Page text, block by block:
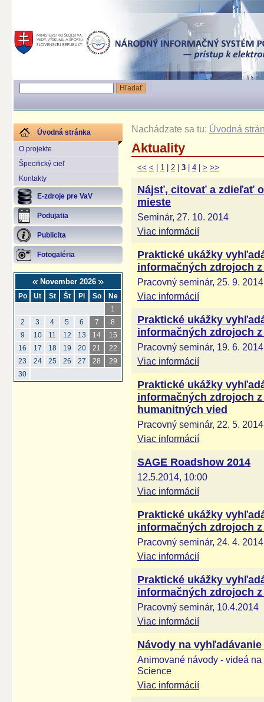
Úvodná stránka
O projekte
Špecifický cieľ
Kontakty
E-zdroje pre VaV
Podujatia
Publicita
Fotogaléria
November 2026
Po Ut St Št Pi So
Ne
1
2
3 4 5 6 7
8
9
10 11 12 13 14
15
16
17 18 19 20 21
22
23
24 25 26 27 28
29
30
Nachádzate sa tu: Úvodná
Aktuality
<< < 1 2 3 4 > >>
Nájsť, citovať a zdieľať
mieste
Seminár, 27. 10. 2014
Viac informácií
Praktické ukážky
informačných zdrojoch
Pracovný seminár, 25. 9. 2014
Viac informácií
Praktické ukážky
informačných zdrojoch
Pracovný seminár, 19. 6. 2014
Viac informácií
Praktické ukážky
informačných zdrojoch
humanitných vied
Pracovný seminár, 22. 5. 2014
Viac informácií
SAGE Roadshow 2014
12.5.2014, 10:00
Viac informácií
Praktické ukážky
informačných zdrojoch
Pracovný seminár, 24. 4. 2014
Viac informácií
Praktické ukážky
informačných zdrojoch
Pracovný seminár, 10.4.2014
Viac informácií
Návody na
Animované návody - videá
Science
Viac informácií